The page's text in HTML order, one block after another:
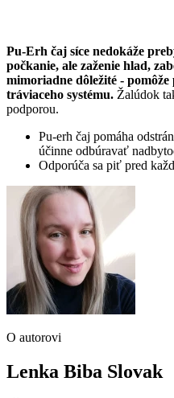
Pu-Erh čaj síce nedokáže
počkanie, ale zaženie hlad,
mimoriadne dôležité -
tráviaceho systému. Žalúdok
podporou.
Pu-erh čaj pomáha
účinne odbúravať
Odporúča sa piť pred
O autorovi
Lenka Biba Slovak